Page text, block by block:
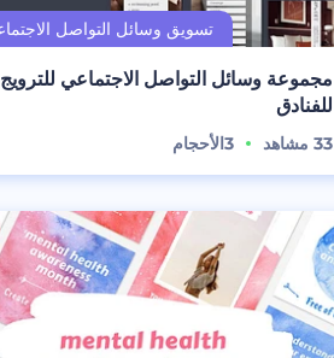
مجموعة وسائل التواصل الاجتماعي للترويج
للفنادق
33مشاهد 3الأحجام